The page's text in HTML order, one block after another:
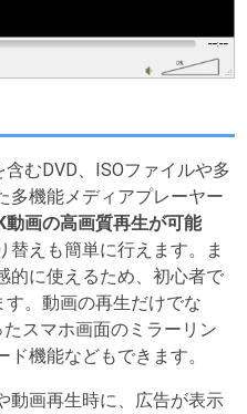
むDVD、ISOファイルや多
多機能メディアプレーヤー
動画の高画質再生が可能
替えも簡単に行えます。ま
的に使えるため、初心者で
。動画の再生だけでな
スマホ画面のミラーリン
機能などもできます。
動画再生時に、広告が表示